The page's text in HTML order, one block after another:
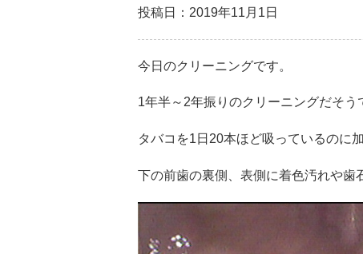
投稿日：2019年11月1日
今日のクリーニングです。
1年半～2年振りのクリーニングだそう
タバコを1日20本ほど吸っているのに加
下の前歯の裏側、表側に着色汚れや歯